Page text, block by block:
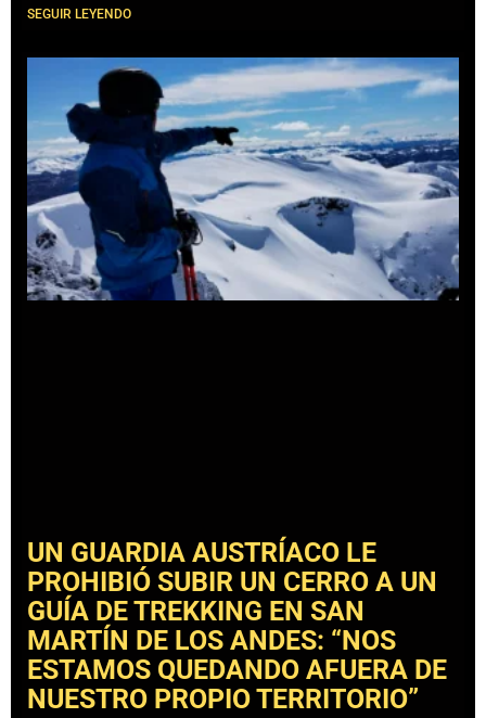
SEGUIR LEYENDO
UN GUARDIA AUSTRÍACO LE
PROHIBIÓ SUBIR UN CERRO A UN
GUÍA DE TREKKING EN SAN
MARTÍN DE LOS ANDES: “NOS
ESTAMOS QUEDANDO AFUERA DE
NUESTRO PROPIO TERRITORIO”